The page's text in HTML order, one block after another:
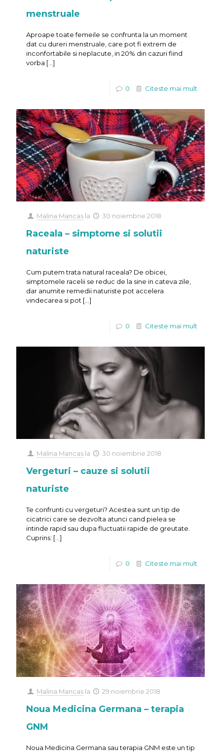
menstruale
Aproape toate femeile se confrunta la un moment
dat cu dureri menstruale, care pot fi extrem de
inconfortabile si neplacute, in 20% din cazuri fiind
vorba […]
0 Citeste mai mult
Malina Mancas la 30 noiembrie 2018
Raceala – simptome si solutii
naturiste
Cum putem trata natural raceala? De obicei,
simptomele racelii se reduc de la sine in cateva zile,
dar anumite remedii naturiste pot accelera
vindecarea si pot […]
0 Citeste mai mult
Malina Mancas la 30 noiembrie 2018
Vergeturi – cauze si solutii
naturiste
Te confrunti cu vergeturi? Acestea sunt un tip de
cicatrici care se dezvolta atunci cand pielea se
intinde rapid sau dupa fluctuatii rapide de greutate.
Cuprins: […]
0 Citeste mai mult
Malina Mancas la 29 noiembrie 2018
Noua Medicina Germana – terapia
GNM
Noua Medicina Germana sau terapia GNM este un tip